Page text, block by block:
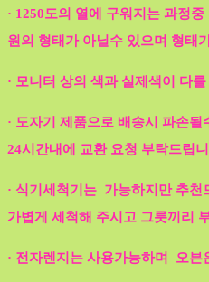
· 1250도의 열에 구워지는 과정
원의 형태가 아닐수 있으며 형태
· 모니터 상의 색과 실제색이 다
· 도자기 제품으로 배송시 파손
24시간내에 교환 요청 부탁드립
· 식기세척기는 가능하지만 추
가볍게 세척해 주시고 그릇끼리
· 전자렌지는 사용가능하며 오븐